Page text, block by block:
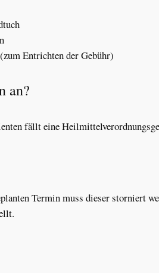
Entrichten der Gebühr)
an?
fällt eine
Termin muss dieser storniert